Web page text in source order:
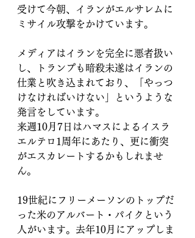
受けて今朝、イランがエルサレムに
ミサイル攻撃をかけています。
メディアはイランを完全に悪者扱い
し、トランプも暗殺未遂はイランの
仕業と吹き込まれており、「やっつ
けなければいけない」というような
発言をしています。
来週10月7日はハマスによるイスラ
エルテロ1周年にあたり、更に衝突
がエスカレートするかもしれませ
ん。
19世紀にフリーメーソンのトップだ
った米のアルバート・パイクという
人がいます。去年10月にアップしま